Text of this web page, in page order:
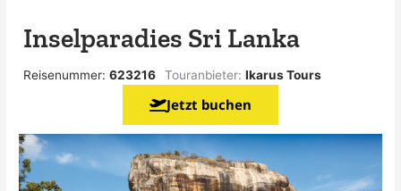
Inselparadies Sri Lanka
Reisenummer:623216 Touranbieter:Ikarus Tours
Jetzt buchen